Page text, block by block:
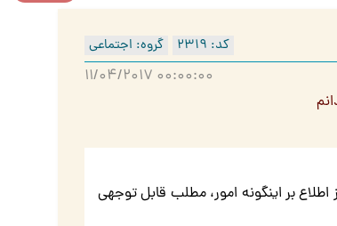
گروه: اجتماعی کد: 2319
11/04/2017 00:00:00
اطلاع بر اینگونه امور، مطلب قابل توجهی